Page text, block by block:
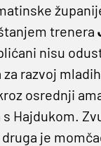
trenera
nisu
razvoj
osrednji
je